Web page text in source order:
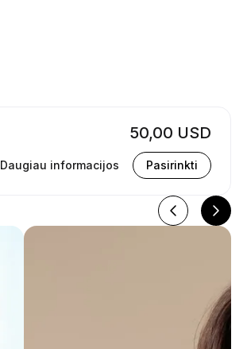
50,00 USD
Daugiau informacijos Pasirinkti